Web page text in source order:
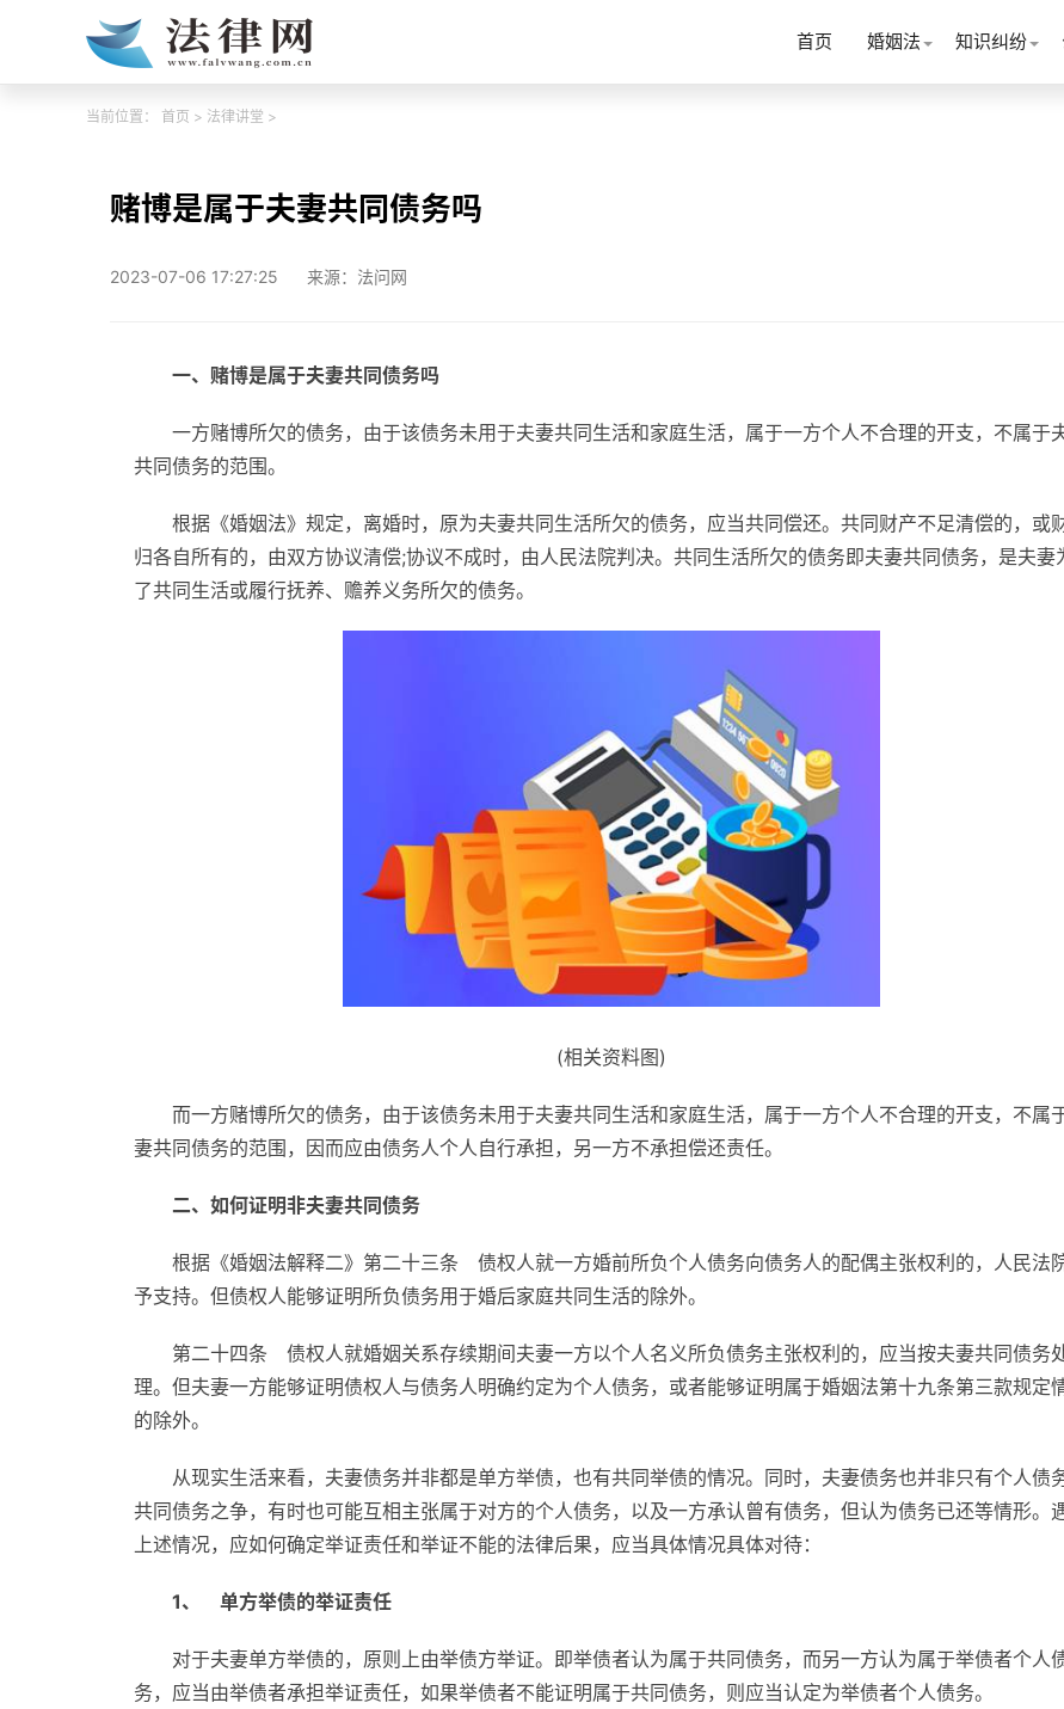
首页 婚姻法 知识纠纷
当前位置： 首页 > 法律讲堂 >
赌博是属于夫妻共同债务吗
2023-07-06 17:27:25 来源：法问网
一、赌博是属于夫妻共同债务吗
一方赌博所欠的债务，由于该债务未用于夫妻共同生活和家庭生活，属于一方个人不合理的开支，不属于
共同债务的范围。
根据《婚姻法》规定，离婚时，原为夫妻共同生活所欠的债务，应当共同偿还。共同财产不足清偿的，或
归各自所有的，由双方协议清偿;协议不成时，由人民法院判决。共同生活所欠的债务即夫妻共同债务，是夫妻
了共同生活或履行抚养、赡养义务所欠的债务。
(相关资料图)
而一方赌博所欠的债务，由于该债务未用于夫妻共同生活和家庭生活，属于一方个人不合理的开支，不属
妻共同债务的范围，因而应由债务人个人自行承担，另一方不承担偿还责任。
二、如何证明非夫妻共同债务
根据《婚姻法解释二》第二十三条 债权人就一方婚前所负个人债务向债务人的配偶主张权利的，人民法
予支持。但债权人能够证明所负债务用于婚后家庭共同生活的除外。
第二十四条 债权人就婚姻关系存续期间夫妻一方以个人名义所负债务主张权利的，应当按夫妻共同债务
理。但夫妻一方能够证明债权人与债务人明确约定为个人债务，或者能够证明属于婚姻法第十九条第三款规定
的除外。
从现实生活来看，夫妻债务并非都是单方举债，也有共同举债的情况。同时，夫妻债务也并非只有个人债
共同债务之争，有时也可能互相主张属于对方的个人债务，以及一方承认曾有债务，但认为债务已还等情形。
上述情况，应如何确定举证责任和举证不能的法律后果，应当具体情况具体对待：
1、 单方举债的举证责任
对于夫妻单方举债的，原则上由举债方举证。即举债者认为属于共同债务，而另一方认为属于举债者个人
务，应当由举债者承担举证责任，如果举债者不能证明属于共同债务，则应当认定为举债者个人债务。